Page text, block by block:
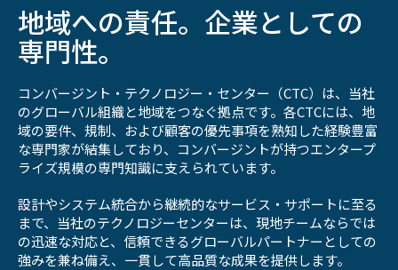
ッ
プ
地域への責任。企業としての
専門性。
コンバージント・テクノロジー・センター（CTC）は、当社
のグローバル組織と地域をつなぐ拠点です。各CTCには、地
域の要件、規制、および顧客の優先事項を熟知した経験豊富
な専門家が結集しており、コンバージントが持つエンタープ
ライズ規模の専門知識に支えられています。
設計やシステム統合から継続的なサービス・サポートに至る
まで、当社のテクノロジーセンターは、現地チームならでは
の迅速な対応と、信頼できるグローバルパートナーとしての
強みを兼ね備え、一貫して高品質な成果を提供します。